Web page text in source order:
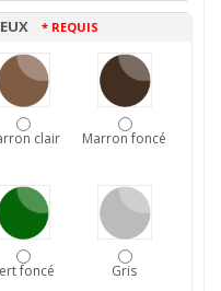
* REQUIS
clair Marron foncé
foncé Gris